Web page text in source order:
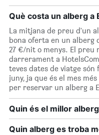
Què costa un alberg a
La mitjana de preu d'un
bona oferta en un alberg
27 €/nit o menys. El preu
darrerament a
teves dates de viatge són
juny, ja que és el mes
per reservar un alberg a
Quin és el millor
Quin alberg es troba